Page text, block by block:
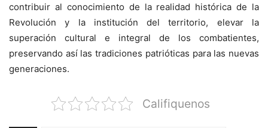
contribuir al conocimiento de la realidad histórica de la
Revolución y la institución del territorio, elevar la
superación cultural e integral de los combatientes,
preservando así las tradiciones patrióticas para las nuevas
generaciones.
Califiquenos